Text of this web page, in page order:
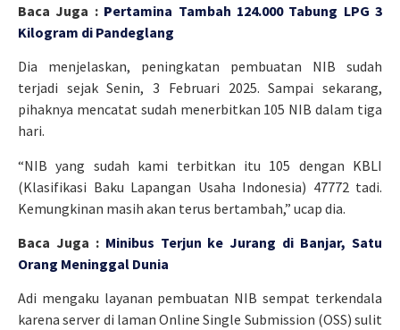
Baca Juga : Pertamina Tambah 124.000 Tabung LPG 3
Kilogram di Pandeglang
Dia menjelaskan, peningkatan pembuatan NIB sudah
terjadi sejak Senin, 3 Februari 2025. Sampai sekarang,
pihaknya mencatat sudah menerbitkan 105 NIB dalam tiga
hari.
“NIB yang sudah kami terbitkan itu 105 dengan KBLI
(Klasifikasi Baku Lapangan Usaha Indonesia) 47772 tadi.
Kemungkinan masih akan terus bertambah,” ucap dia.
Baca Juga : Minibus Terjun ke Jurang di Banjar, Satu
Orang Meninggal Dunia
Adi mengaku layanan pembuatan NIB sempat terkendala
karena server di laman Online Single Submission (OSS) sulit